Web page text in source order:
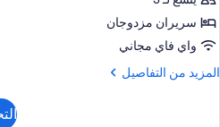
(Theme
Park
Access)
2
Double
Beds,
Pool
سريران مزدوجان
واي فاي مجاني
المزيد من التفاصيل
المزيد